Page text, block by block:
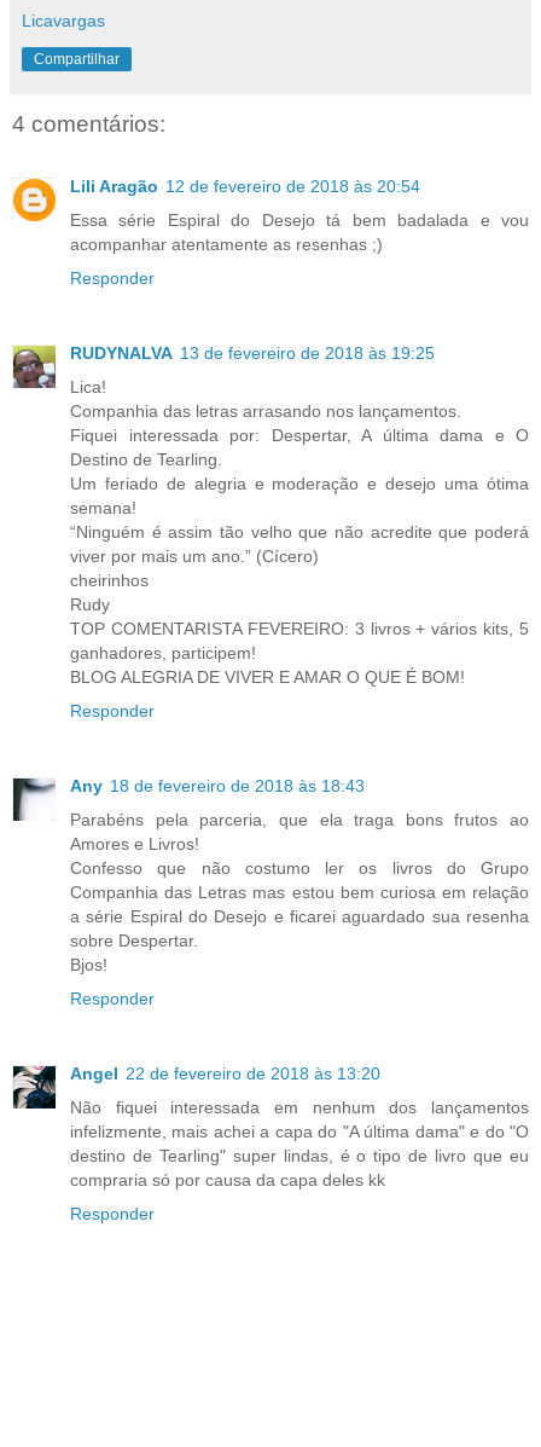
Licavargas
Compartilhar
4 comentários:
Lili Aragão 12 de fevereiro de 2018 às 20:54
Essa série Espiral do Desejo tá bem badalada e vou
acompanhar atentamente as resenhas ;)
Responder
RUDYNALVA 13 de fevereiro de 2018 às 19:25
Lica!
Companhia das letras arrasando nos lançamentos.
Fiquei interessada por: Despertar, A última dama e O
Destino de Tearling.
Um feriado de alegria e moderação e desejo uma ótima
semana!
“Ninguém é assim tão velho que não acredite que poderá
viver por mais um ano.” (Cícero)
cheirinhos
Rudy
TOP COMENTARISTA FEVEREIRO: 3 livros + vários kits, 5
ganhadores, participem!
BLOG ALEGRIA DE VIVER E AMAR O QUE É BOM!
Responder
Any 18 de fevereiro de 2018 às 18:43
Parabéns pela parceria, que ela traga bons frutos ao
Amores e Livros!
Confesso que não costumo ler os livros do Grupo
Companhia das Letras mas estou bem curiosa em relação
a série Espiral do Desejo e ficarei aguardado sua resenha
sobre Despertar.
Bjos!
Responder
Angel 22 de fevereiro de 2018 às 13:20
Não fiquei interessada em nenhum dos lançamentos
infelizmente, mais achei a capa do "A última dama" e do "O
destino de Tearling" super lindas, é o tipo de livro que eu
compraria só por causa da capa deles kk
Responder